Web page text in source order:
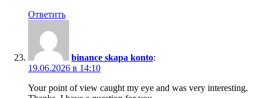
Ответить
binance skapa konto:
19.06.2026 в 14:10
Your point of view caught my eye and was very interesting.